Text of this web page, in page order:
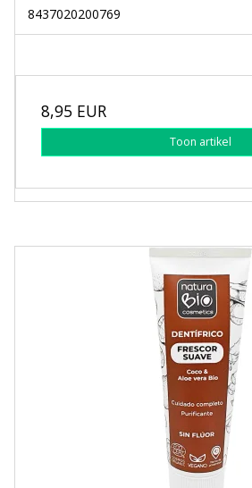
8437020200769
8,95 EUR
Toon artikel